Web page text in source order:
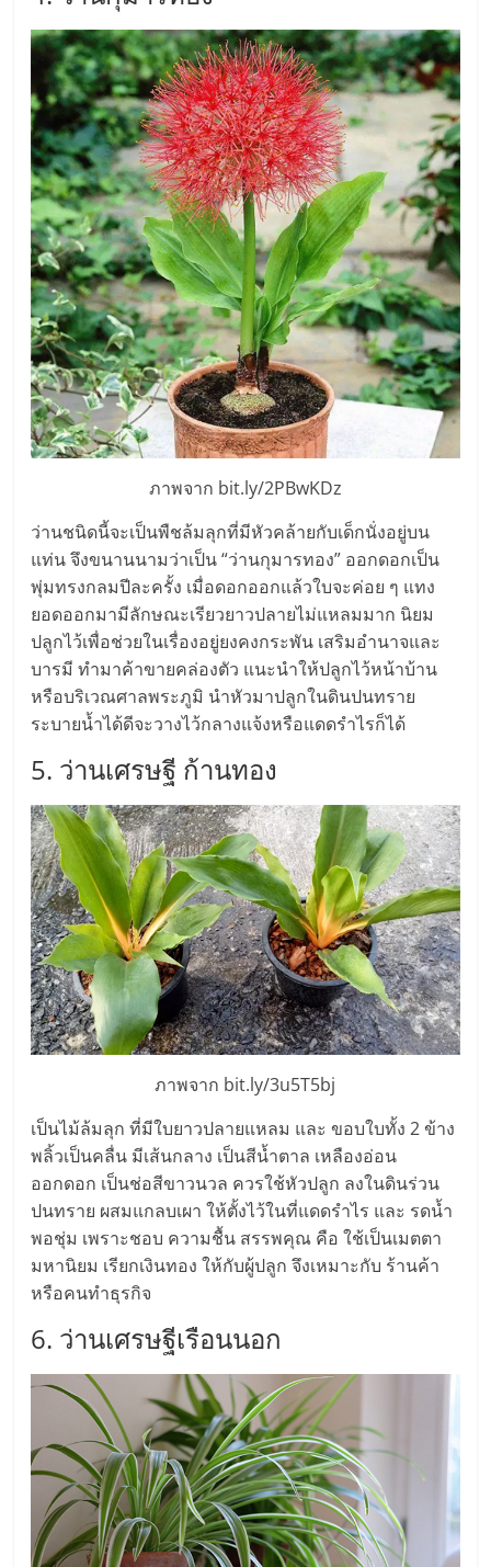
ศูนย์
รวม
แฟ
รน
ไชส์
พร้อม
ทำเล
สำหรับ
เปิด
ร้าน
ปรึกษา
ฟรี,
บริการ
พัฒนา
ระบบ
แฟ
รน
ไชส์"
รวม
ข้อมูล
ธุรกิจ
SME
แห่ง
ประเทศไทย,
ThaiSMEsCenter,
ธุรกิจ
มอี
ไทย,
SMEs,
รน
ภาพจาก bit.ly/2PBwKDz
ว่านชนิดนี้จะเป็นพืชล้มลุกที่มีหัวคล้ายกับเด็กนั่งอยู่บน
แท่น จึงขนานนามว่าเป็น “ว่านกุมารทอง” ออกดอกเป็น
พุ่มทรงกลมปีละครั้ง เมื่อดอกออกแล้วใบจะค่อย ๆ แทง
ยอดออกมามีลักษณะเรียวยาวปลายไม่แหลมมาก นิยม
ปลูกไว้เพื่อช่วยในเรื่องอยู่ยงคงกระพัน เสริมอำนาจและ
บารมี ทำมาค้าขายคล่องตัว แนะนำให้ปลูกไว้หน้าบ้าน
หรือบริเวณศาลพระภูมิ นำหัวมาปลูกในดินปนทราย
ระบายน้ำได้ดีจะวางไว้กลางแจ้งหรือแดดรำไรก็ได้
5. ว่านเศรษฐี ก้านทอง
ภาพจาก bit.ly/3u5T5bj
เป็นไม้ล้มลุก ที่มีใบยาวปลายแหลม และ ขอบใบทั้ง 2 ข้าง
พลิ้วเป็นคลื่น มีเส้นกลาง เป็นสีน้ำตาล เหลืองอ่อน
ออกดอก เป็นช่อสีขาวนวล ควรใช้หัวปลูก ลงในดินร่วน
ปนทราย ผสมแกลบเผา ให้ตั้งไว้ในที่แดดรำไร และ รดน้ำ
พอชุ่ม เพราะชอบ ความชื้น สรรพคุณ คือ ใช้เป็นเมตตา
มหานิยม เรียกเงินทอง ให้กับผู้ปลูก จึงเหมาะกับ ร้านค้า
หรือคนทำธุรกิจ
6. ว่านเศรษฐีเรือนนอก